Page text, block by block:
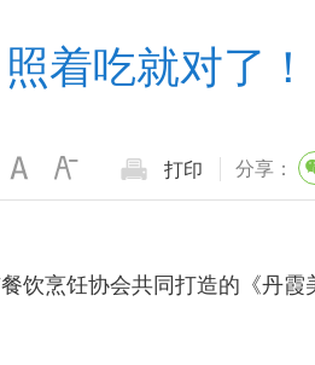
着吃就对了！
打印 分享：
饮烹饪协会共同打造的《丹霞